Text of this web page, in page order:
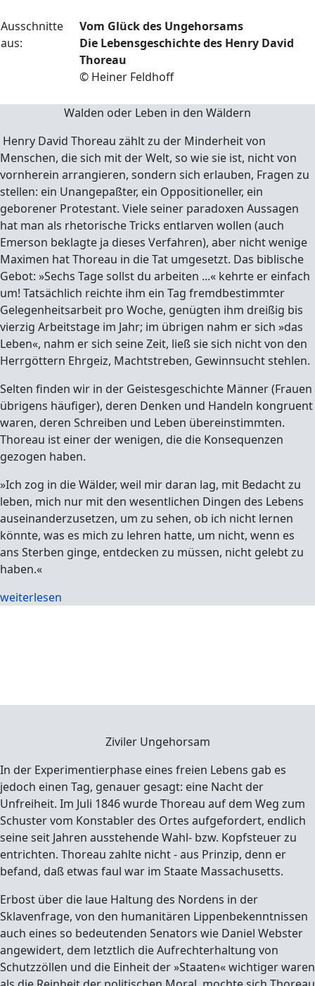
Ausschnitte
aus:
Vom Glück des Ungehorsams
Die Lebensgeschichte des Henry David
Thoreau
© Heiner Feldhoff
Walden oder Leben in den Wäldern
Henry David Thoreau zählt zu der Minderheit von
Menschen, die sich mit der Welt, so wie sie ist, nicht von
vornherein arrangieren, sondern sich erlauben, Fragen zu
stellen: ein Unangepaßter, ein Oppositioneller, ein
geborener Protestant. Viele seiner paradoxen Aussagen
hat man als rhetorische Tricks entlarven wollen (auch
Emerson beklagte ja dieses Verfahren), aber nicht wenige
Maximen hat Thoreau in die Tat umgesetzt. Das biblische
Gebot: »Sechs Tage sollst du arbeiten ...« kehrte er einfach
um! Tatsächlich reichte ihm ein Tag fremdbestimmter
Gelegenheitsarbeit pro Woche, genügten ihm dreißig bis
vierzig Arbeitstage im Jahr; im übrigen nahm er sich »das
Leben«, nahm er sich seine Zeit, ließ sie sich nicht von den
Herrgöttern Ehrgeiz, Machtstreben, Gewinnsucht stehlen.
Selten finden wir in der Geistesgeschichte Männer (Frauen
übrigens häufiger), deren Denken und Handeln kongruent
waren, deren Schreiben und Leben übereinstimmten.
Thoreau ist einer der wenigen, die die Konsequenzen
gezogen haben.
»Ich zog in die Wälder, weil mir daran lag, mit Bedacht zu
leben, mich nur mit den wesentlichen Dingen des Lebens
auseinanderzusetzen, um zu sehen, ob ich nicht lernen
könnte, was es mich zu lehren hatte, um nicht, wenn es
ans Sterben ginge, entdecken zu müssen, nicht gelebt zu
haben.«
weiterlesen
Ziviler Ungehorsam
In der Experimentierphase eines freien Lebens gab es
jedoch einen Tag, genauer gesagt: eine Nacht der
Unfreiheit. Im Juli 1846 wurde Thoreau auf dem Weg zum
Schuster vom Konstabler des Ortes aufgefordert, endlich
seine seit Jahren ausstehende Wahl- bzw. Kopfsteuer zu
entrichten. Thoreau zahlte nicht - aus Prinzip, denn er
befand, daß etwas faul war im Staate Massachusetts.
Erbost über die laue Haltung des Nordens in der
Sklavenfrage, von den humanitären Lippenbekenntnissen
auch eines so bedeutenden Senators wie Daniel Webster
angewidert, dem letztlich die Aufrechterhaltung von
Schutzzöllen und die Einheit der »Staaten« wichtiger waren